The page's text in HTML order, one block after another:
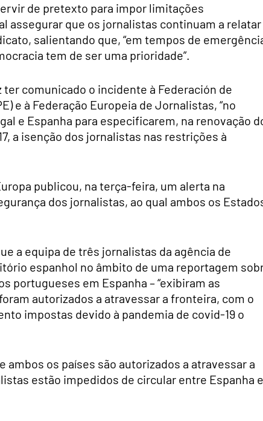
de pretexto para impor limitações
assegurar que os jornalistas continuam a relatar
salientando que, “em tempos de
tem de ser uma prioridade”.
ter comunicado o incidente à Federación de
e à Federação Europeia de Jornalistas, “no
e Espanha para especificarem, na renovação
a isenção dos jornalistas nas restrições à
publicou, na terça-feira, um alerta na
dos jornalistas, ao qual ambos os
a equipa de três jornalistas da agência de
espanhol no âmbito de uma reportagem
portugueses em Espanha – “exibiram as
autorizados a atravessar a fronteira, com o
impostas devido à pandemia de covid-19 o
os países são autorizados a atravessar a
estão impedidos de circular entre Espanha e